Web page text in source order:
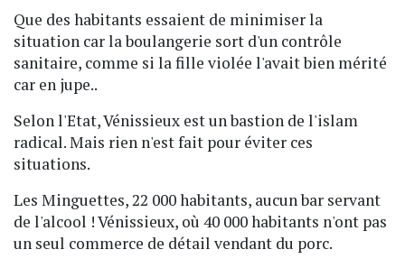
Que des habitants essaient de minimiser la
situation car la boulangerie sort d'un contrôle
sanitaire, comme si la fille violée l'avait bien mérité
car en jupe..
Selon l'Etat, Vénissieux est un bastion de l'islam
radical. Mais rien n'est fait pour éviter ces
situations.
Les Minguettes, 22 000 habitants, aucun bar servant
de l'alcool ! Vénissieux, où 40 000 habitants n'ont pas
un seul commerce de détail vendant du porc.